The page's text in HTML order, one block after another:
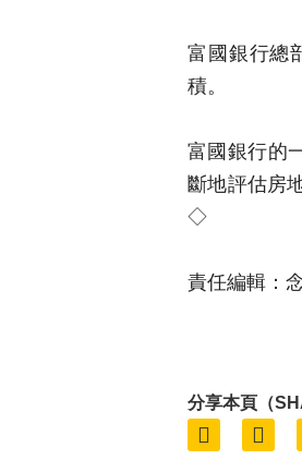
富國銀行總
積。
富國銀行的
斷地評估房
◇
責任編輯：
分享本頁（